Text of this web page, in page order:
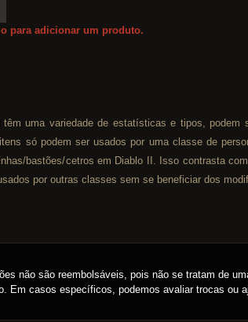
para adicionar um produto.
uma variedade de estatísticas e tipos, podem
só podem ser usados por uma classe de
bastões/cetros em Diablo II. Isso contrasta
por outras classes sem se beneficiar dos
não são reembolsáveis, pois não se tratam de
Em casos específicos, podemos avaliar trocas ou